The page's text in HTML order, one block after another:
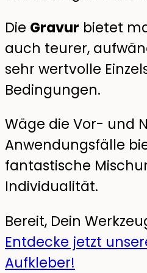
Die Gravur bietet
auch teurer,
sehr wertvolle
Bedingungen.
Wäge die Vor- und
Anwendungsfälle
fantastische
Individualität.
Bereit, Dein
Entdecke jetzt
Aufkleber!